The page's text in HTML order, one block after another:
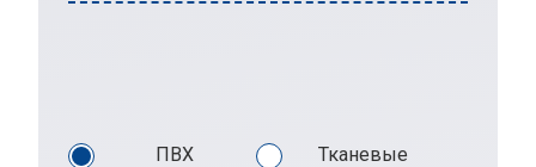
ПВХ Тканевые